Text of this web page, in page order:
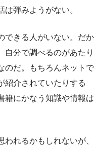
弾みようがない。
できる人がいない。だか
自分で調べるのがあたり
のだ。もちろんネットで
紹介されていたりする
籍にかなう知識や情報は
れるかもしれないが、